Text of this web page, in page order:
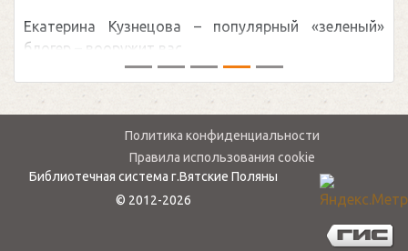
Екатерина Кузнецова – популярный «зеленый»
блогер – вооружит вас ...
Политика конфиденциальности
Правила использования cookie
Библиотечная система г.Вятские Поляны
© 2012-2026